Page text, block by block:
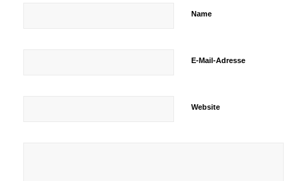
Name
E-Mail-Adresse
Website